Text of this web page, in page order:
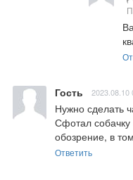
Гость 2023.08.10
Нужно сделать
Сфотал
обозрение, в
Ответить